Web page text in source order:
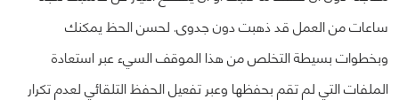
ساعات من العمل قد ذهبت دون جدوى. لحسن الحظ يمكنك
وبخطوات بسيطة التخلص من هذا الموقف السيء عبر استعادة
الملفات التي لم تقم بحفظها وعبر تفعيل الحفظ التلقائي لعدم تكرار